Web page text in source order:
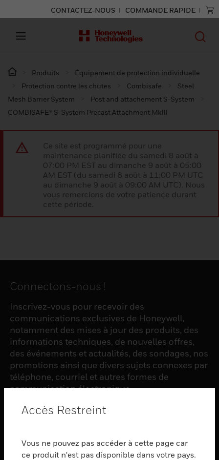
CONTACTEZ-NOUS COMMANDE RAPIDE
Produits
Équipement de protection individuelle
Protection contre les chutes
Combisafe
Steel
Mesh Barrier System
Post and attachement S-System
COMBISAFE® S-System Precast Attachment MkIII
Ce site est programmé pour une
maintenance planifiée du samedi 8 août à
07:00 PM EST au dimanche 9 août à 05:00
AM EST (du samedi 8 août à 11:00 PM UTC
au dimanche 9 août à 09:00 AM UTC). Nous
vous remercions de votre patience durant
cette période.
Connectons-nous !
Inscrivez-vous pour recevoir des
communications exclusives de Honeywell,
notamment des mises à jour des produits, des
informations techniques, de nouvelles offres,
des événements et actualités, des sondages, nos
promotions ainsi que divers sujets connexes par
téléphone, courriel et autres formes de
communication électronique.
PRODUCTS
Accès Restreint
Vous ne pouvez pas accéder à cette page car
ce produit n'est pas disponible dans votre pays.